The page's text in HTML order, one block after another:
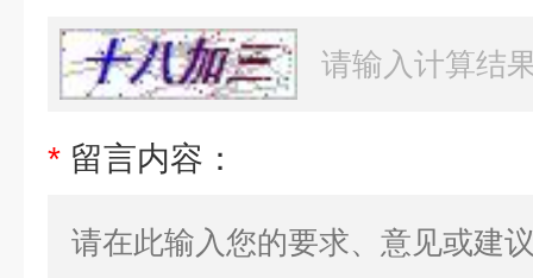
* 留言内容：